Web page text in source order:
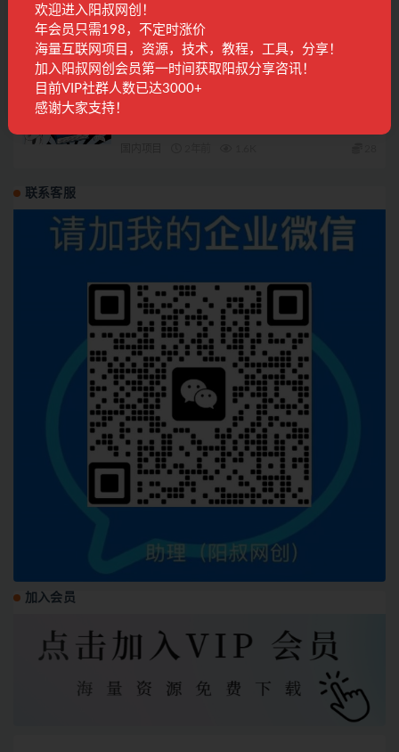
视频号、快手、抖音三大平台的剪辑与数字人
直播技术，内容涵盖20+热门赛道
精品课程 1年前 276
联系客服
加入会员
欢迎进入阳叔网创！
年会员只需198，不定时涨价
海量互联网项目，资源，技术，教程，工具，分享！
加入阳叔网创会员第一时间获取阳叔分享咨讯！
目前VIP社群人数已达3000+
感谢大家支持！